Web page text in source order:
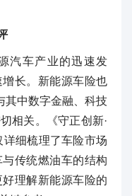
汽车产业的迅速发
长。新能源车险也
其中数字金融、科技
相关。《守正创新·
细梳理了车险市场
传统燃油车的结构
理解新能源车险的